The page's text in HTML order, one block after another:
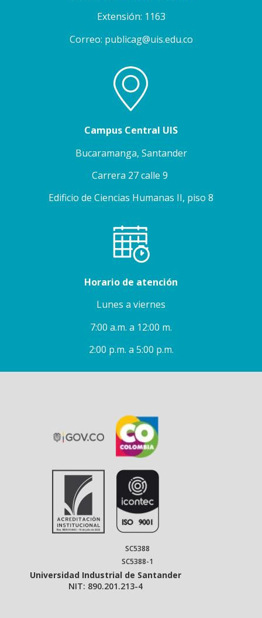
Extensión: 1163
Correo: publicag@uis.edu.co
Campus Central UIS
Bucaramanga, Santander
Carrera 27 calle 9
Edificio de Ciencias Humanas II, piso 8
Horario de atención
Lunes a viernes
7:00 a.m. a 12:00 m.
2:00 p.m. a 5:00 p.m.